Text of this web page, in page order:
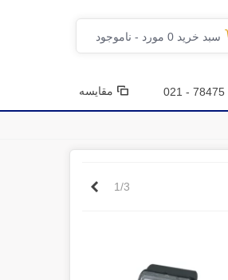
سبد خرید 0 مورد - ناموجود
مقایسه
1/3